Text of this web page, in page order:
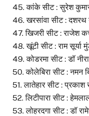
45. कांके सीट : सुरेश
46. खरसांवा सीट : दशरथ
47. खिजरी सीट : राजेश
48. खूंटी सीट : राम सूर्या
49. कोडरमा सीट : डॉ
50. कोलेबिरा सीट : नमन
51. लातेहार सीट : प्रकाश
52. लिटीपारा सीट :
53. लोहरदगा सीट : डॉ